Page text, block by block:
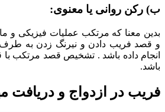
ب) رکن روانی یا معنوی:
بدین معنا که مرتکب عملیات فیزیکی و
و قصد فریب دادن و نیرنگ زدن به طرف
انجام داده باشد . تشخیص قصد مرتکب
باشد.
فریب در ازدواج و دریافت